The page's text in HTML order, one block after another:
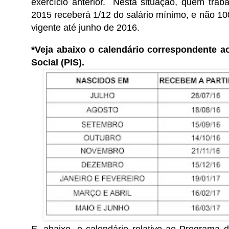
exercício anterior. Nesta situação, quem
2015 receberá 1/12 do salário mínimo, e não
vigente até junho de 2016.
*Veja abaixo o calendário correspondente
Social (PIS).